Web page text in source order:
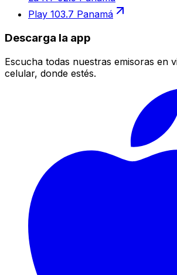
Play 103.7 Panamá
Descarga la app
Escucha todas nuestras emisoras en
celular, donde estés.